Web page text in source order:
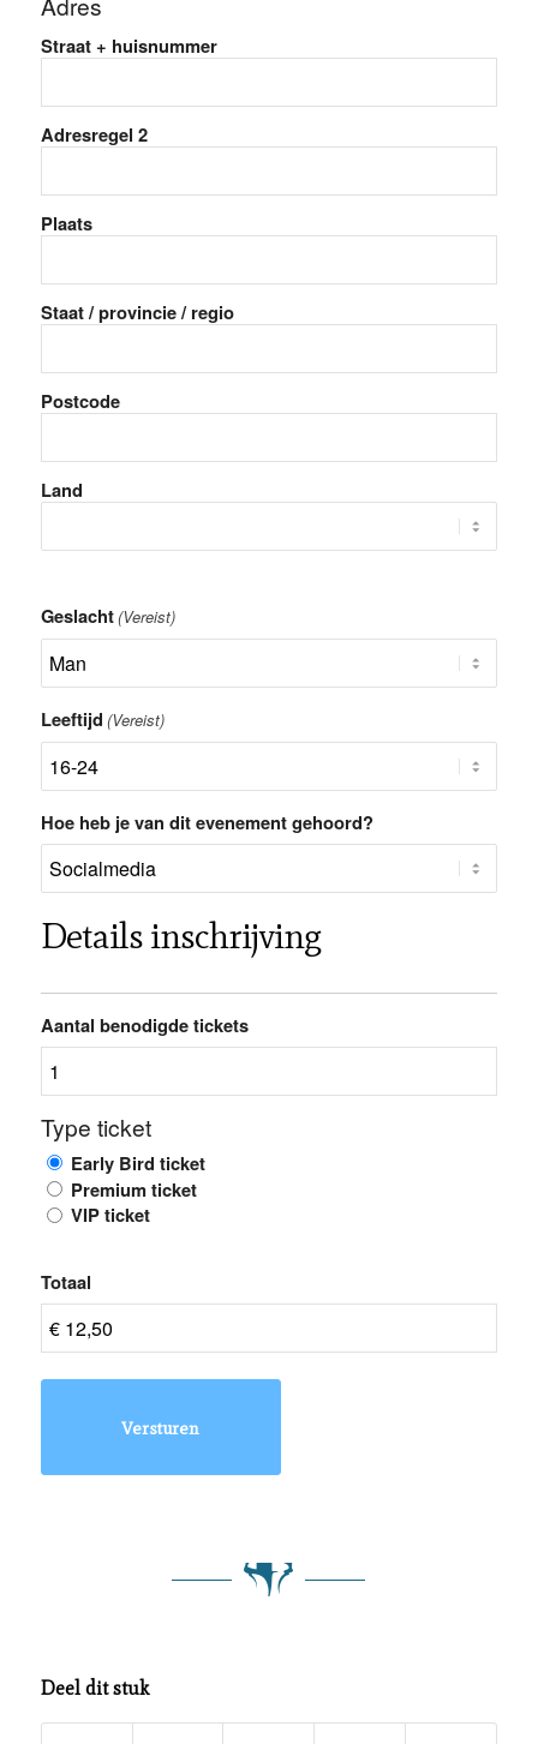
Straat + huisnummer
Adresregel 2
Plaats
Staat / provincie / regio
Postcode
Land
Geslacht(Vereist)
Leeftijd (Vereist)
Hoe heb je van dit evenement gehoord?
Details inschrijving
Aantal benodigde tickets
Type ticket
Early Bird ticket
Premium ticket
VIP ticket
Totaal
Deel dit stuk